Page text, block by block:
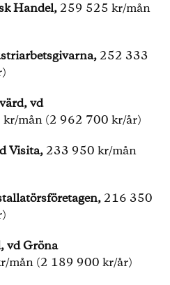
Handel,259 525 kr/mån
252 333
vd
mån (2 962 700 kr/år)
Visita,233 950 kr/mån
216 350
vd Gröna
mån (2 189 900 kr/år)